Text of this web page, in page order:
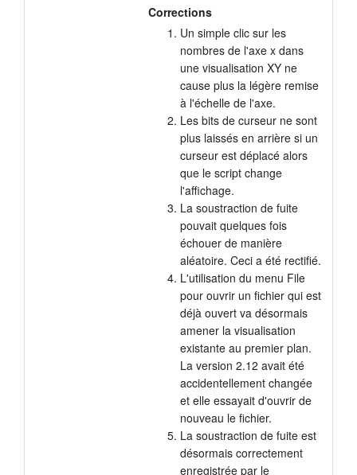
Corrections
Un simple clic sur les
nombres de l'axe x dans
une visualisation XY ne
cause plus la légère remise
à l'échelle de l'axe.
Les bits de curseur ne sont
plus laissés en arrière si un
curseur est déplacé alors
que le script change
l'affichage.
La soustraction de fuite
pouvait quelques fois
échouer de manière
aléatoire. Ceci a été rectifié.
L'utilisation du menu File
pour ouvrir un fichier qui est
déjà ouvert va désormais
amener la visualisation
existante au premier plan.
La version 2.12 avait été
accidentellement changée
et elle essayait d'ouvrir de
nouveau le fichier.
La soustraction de fuite est
désormais correctement
enregistrée par le